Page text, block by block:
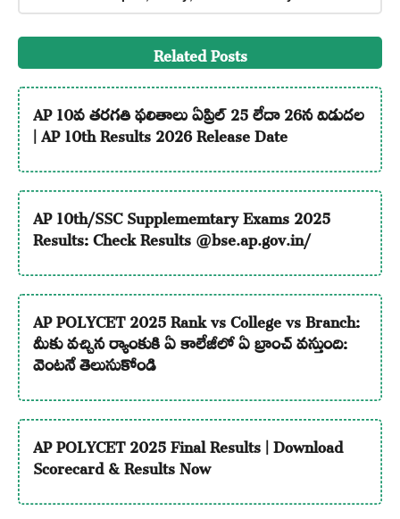
Related Posts
AP 10వ తరగతి ఫలితాలు ఏప్రిల్ 25 లేదా 26న విడుదల
| AP 10th Results 2026 Release Date
AP 10th/SSC Supplememtary Exams 2025
Results: Check Results @bse.ap.gov.in/
AP POLYCET 2025 Rank vs College vs Branch:
మీకు వచ్చిన ర్యాంకుకి ఏ కాలేజీలో ఏ బ్రాంచ్ వస్తుంది:
వెంటనే తెలుసుకోండి
AP POLYCET 2025 Final Results | Download
Scorecard & Results Now